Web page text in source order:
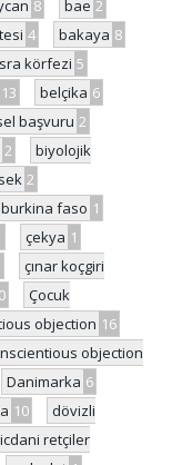
8 bae 2
4 bakaya 8
körfezi 5
13 belçika 6
başvuru 2
2
biyolojik
2
burkina faso 1
çekya 1
çınar koçgiri
Çocuk
objection 16
objection
Danimarka 6
10
dövizli
retçiler